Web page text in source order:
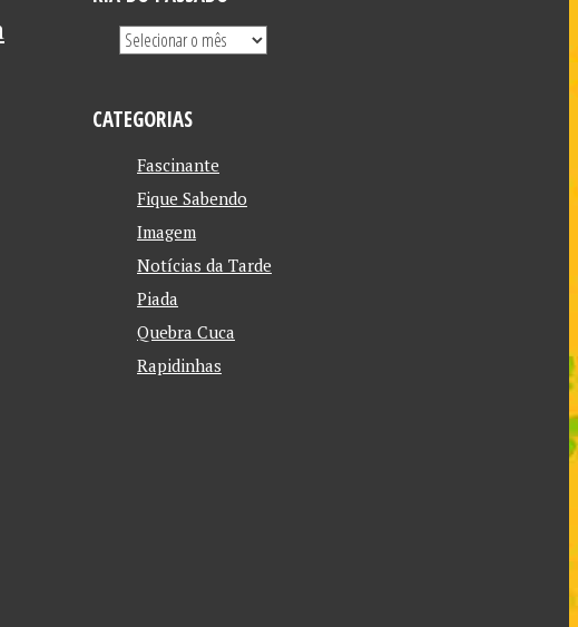
CATEGORIAS
Fascinante
Fique Sabendo
Imagem
Notícias da Tarde
Piada
Quebra Cuca
Rapidinhas